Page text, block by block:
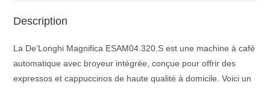
Description
La De’Longhi Magnifica ESAM04.320.S est une machine à café
automatique avec broyeur intégrée, conçue pour offrir des
expressos et cappuccinos de haute qualité à domicile. Voici un